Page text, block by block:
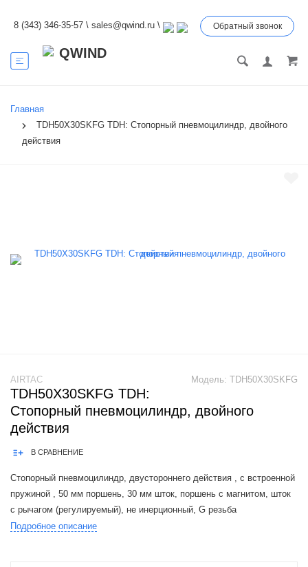
8 (343) 346-35-57 \ sales@qwind.ru \ Обратный звонок
Главная
TDH50X30SKFG TDH: Стопорный пневмоцилиндр, двойного
действия
Модель: TDH50X30SKFG
AIRTAC
TDH50X30SKFG TDH:
Стопорный пневмоцилиндр, двойного
действия
В СРАВНЕНИЕ
Стопорный пневмоцилиндр, двустороннего действия , с встроенной
пружиной , 50 мм поршень, 30 мм шток, поршень с магнитом, шток
с рычагом (регулируемый), не инерционный, G резьба
Подробное описание